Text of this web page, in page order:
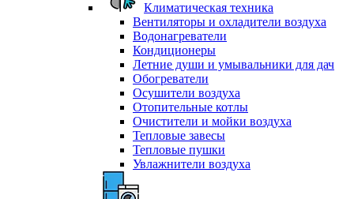
Климатическая техника
Вентиляторы и охладители воздуха
Водонагреватели
Кондиционеры
Летние души и умывальники для дач
Обогреватели
Осушители воздуха
Отопительные котлы
Очистители и мойки воздуха
Тепловые завесы
Тепловые пушки
Увлажнители воздуха